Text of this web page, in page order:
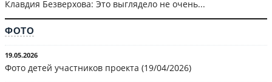
Клавдия Безверхова: Это выглядело не очень...
ФОТО
19.05.2026
Фото детей участников проекта (19/04/2026)